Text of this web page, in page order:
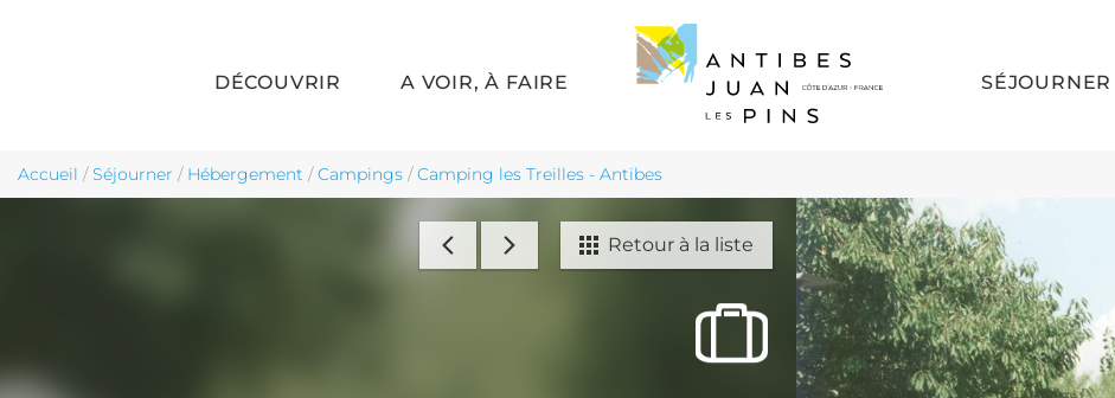
Aller au contenu principal
DÉCOUVRIR A VOIR, À FAIRE SÉJOURNER
Accueil /Séjourner / Hébergement /Campings /Camping les Treilles - Antibes
Retour à la liste